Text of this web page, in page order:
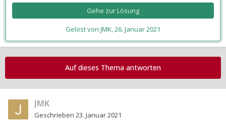
Gehe zur Lösung
Gelöst von JMK,26. Januar 2021
Auf dieses Thema antworten
JMK
Geschrieben 23. Januar 2021